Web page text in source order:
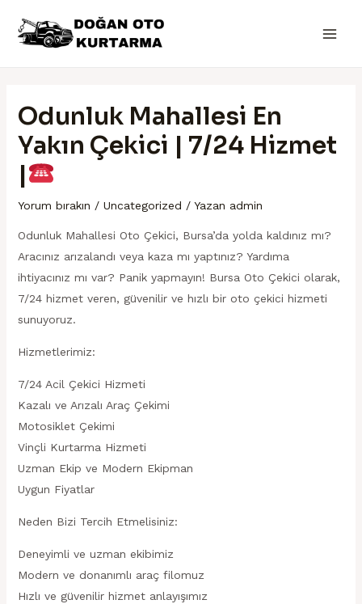
atla
Odunluk Mahallesi En
Yakın Çekici | 7/24 Hizmet
|
Yorum bırakın / Uncategorized / Yazan admin
Odunluk Mahallesi Oto Çekici, Bursa’da yolda kaldınız mı?
Aracınız arızalandı veya kaza mı yaptınız? Yardıma
ihtiyacınız mı var? Panik yapmayın! Bursa Oto Çekici olarak,
7/24 hizmet veren, güvenilir ve hızlı bir oto çekici hizmeti
sunuyoruz.
Hizmetlerimiz:
7/24 Acil Çekici Hizmeti
Kazalı ve Arızalı Araç Çekimi
Motosiklet Çekimi
Vinçli Kurtarma Hizmeti
Uzman Ekip ve Modern Ekipman
Uygun Fiyatlar
Neden Bizi Tercih Etmelisiniz:
Deneyimli ve uzman ekibimiz
Modern ve donanımlı araç filomuz
Hızlı ve güvenilir hizmet anlayışımız
dolaşımı